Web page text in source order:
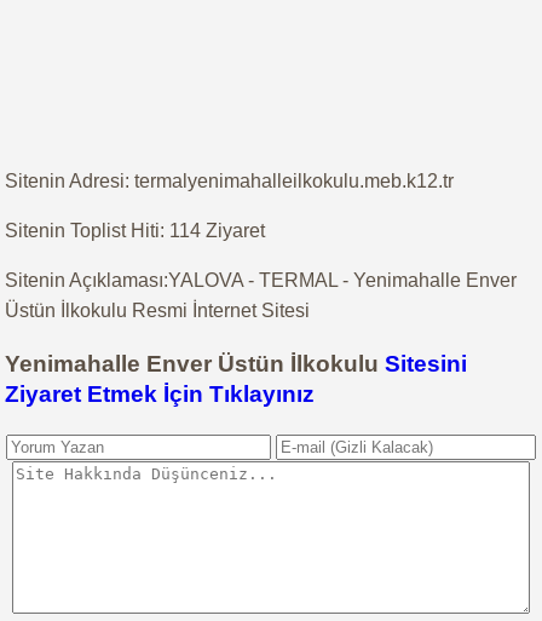
Sitenin Adresi: termalyenimahalleilkokulu.meb.k12.tr
Sitenin Toplist Hiti: 114 Ziyaret
Sitenin Açıklaması:YALOVA - TERMAL - Yenimahalle Enver
Üstün İlkokulu Resmi İnternet Sitesi
Yenimahalle Enver Üstün İlkokuluSitesini
Ziyaret Etmek İçin Tıklayınız